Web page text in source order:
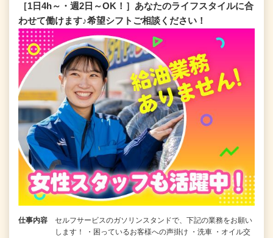
［1日4h～・週2日～OK！］あなたのライフスタイルに合
わせて働けます♪希望シフトご相談ください！
仕事内容
セルフサービスのガソリンスタンドで、下記の業務をお願い
します！ ・困っているお客様への声掛け ・洗車 ・オイル交